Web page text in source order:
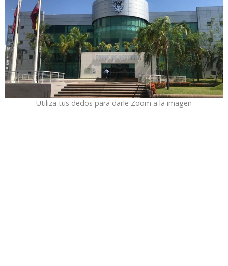
Utiliza tus dedos para darle Zoom a la imagen